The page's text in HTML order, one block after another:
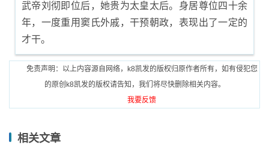
武帝刘彻即位后，她贵为太皇太后。身居尊位四十余
年，一度重用窦氏外戚，干预朝政，表现出了一定的
才干。
免责声明：以上内容源自网络，k8凯发的版权归原作者所有，如有侵犯您
的原创k8凯发的版权请告知，我们将尽快删除相关内容。
我要反馈
相关文章